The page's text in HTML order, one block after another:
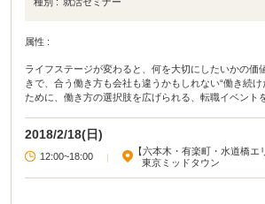
属性 :
ライフステージが変わると、何を大切にしたいかの価
きで、合う働き方も会社も違うかもしれない“働き続
ために、働き方の選択肢を広げられる、転職イベント
2018/2/18(日)
12:00~18:00 |
【六本木・有楽町・水道橋エ
東京ミッドタウン